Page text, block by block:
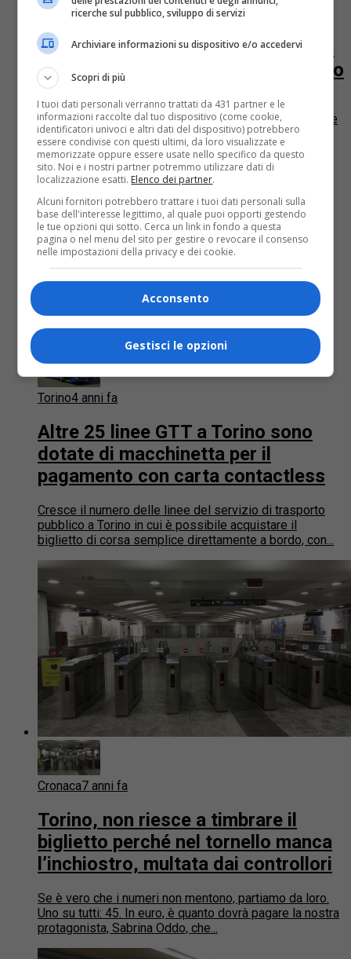
Piemonte4 anni fa
Torino, su 25 linee Gtt il biglietto si
compra a bordo con carta di credito
Crescono le linee del servizio di trasporto pubblico in
cui è possibile acquistare il biglietto di corsa semplice
direttamente a bordo, con carta di credito. Il...
Torino4 anni fa
Altre 25 linee GTT a Torino sono
dotate di macchinetta per il
pagamento con carta contactless
Cresce il numero delle linee del servizio di trasporto
pubblico a Torino in cui è possibile acquistare il
biglietto di corsa semplice direttamente a bordo, con...
Cronaca7 anni fa
Torino, non riesce a timbrare il
biglietto perché nel tornello manca
l’inchiostro, multata dai controllori
Se è vero che i numeri non mentono, partiamo da loro.
Uno su tutti: 45. In euro, è quanto dovrà pagare la nostra
protagonista, Sabrina Oddo, che...
ricerche sul pubblico, sviluppo di servizi
Archiviare informazioni su dispositivo e/o accedervi
Scopri di più
I tuoi dati personali verranno trattati da 431 partner e le
informazioni raccolte dal tuo dispositivo (come cookie,
identificatori univoci e altri dati del dispositivo) potrebbero
essere condivise con questi ultimi, da loro visualizzate e
memorizzate oppure essere usate nello specifico da questo
sito. Noi e i nostri partner potremmo utilizzare dati di
localizzazione esatti. Elenco dei partner.
Alcuni fornitori potrebbero trattare i tuoi dati personali sulla
base dell'interesse legittimo, al quale puoi opporti gestendo
le tue opzioni qui sotto. Cerca un link in fondo a questa
pagina o nel menu del sito per gestire o revocare il consenso
nelle impostazioni della privacy e dei cookie.
Acconsento
Gestisci le opzioni